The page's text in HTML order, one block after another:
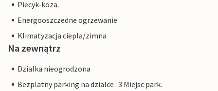
Piecyk-koza.
Energooszczedne ogrzewanie
Klimatyzacja ciepla/zimna
Na zewnątrz
Dzialka nieogrodzona
Bezplatny parking na dzialce : 3 Miejsc park.